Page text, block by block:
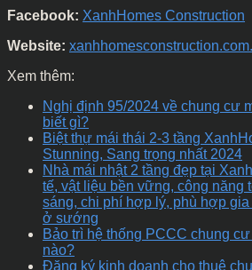
Facebook: XanhHomes Construction
Website:
Xem thêm:
Nghị định 95/2024 về chung cư
biết gì?
Biệt thự mái thái 2-3 tầng
Stunning, Sang trọng nhất 2024
Nhà mái nhật 2 tầng đẹp tại
tế, vật liệu bền vững, công năng
sáng, chi phí hợp lý, phù hợp
ở sướng
Bảo trì hệ thống PCCC chung
nào?
Đăng ký kinh doanh cho thuê